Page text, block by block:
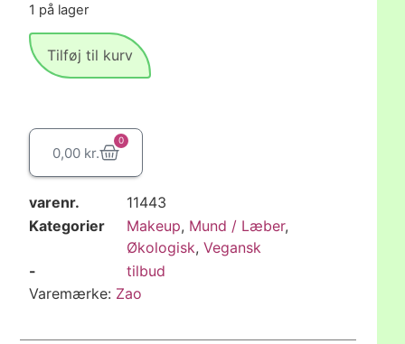
1 på lager
Tilføj til kurv
0,00 kr.
0
varenr.
11443
Kategorier
Makeup, Mund / Læber,
Økologisk,Vegansk
-
tilbud
Varemærke: Zao